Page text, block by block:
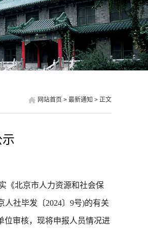
网站首页 > 最新通知 > 正文
《北京市人力资源和社会保
人社毕发〔2024〕9号)的有关
位审核，现将申报人员情况进